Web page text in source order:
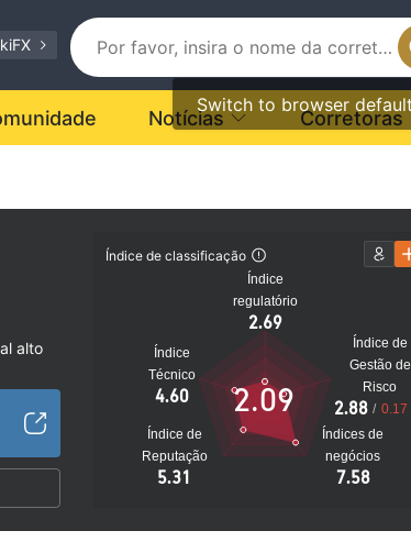
Switch to browser
Notícias Corretoras
alto
Índice de classificação
Índice
regulatório
2.69
Índice
Técnico
4.60
Índice de
Reputação
5.31
Índices de
negócios
7.58
Índice de
Gestão de
Risco
2.88 / 0.17
2.09